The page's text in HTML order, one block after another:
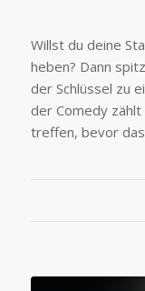
Willst du deine
heben? Dann
der Schlüssel zu
der Comedy
treffen, bevor